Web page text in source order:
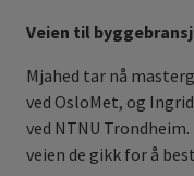
Veien til
Mjahed tar nå
ved OsloMet, og
ved NTNU
veien de gikk for å